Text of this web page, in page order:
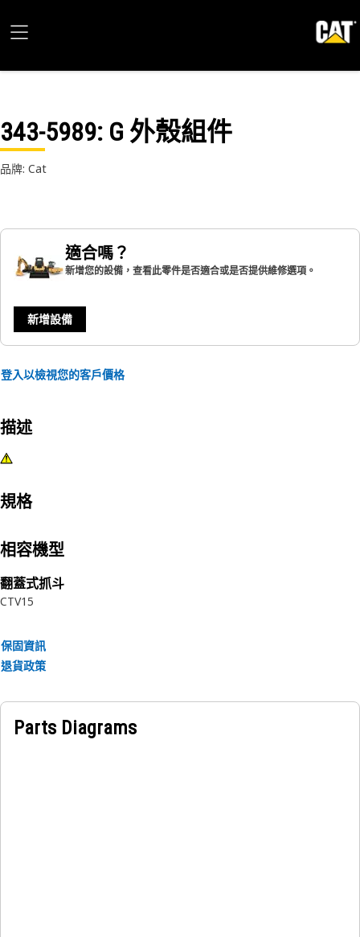
343-5989: G 外殼組件
品牌: Cat
適合嗎？
新增您的設備，查看此零件是否適合或是否提供維修選項。
新增設備
登入以檢視您的客戶價格
描述
規格
相容機型
翻蓋式抓斗
CTV15
保固資訊
退貨政策
Parts Diagrams